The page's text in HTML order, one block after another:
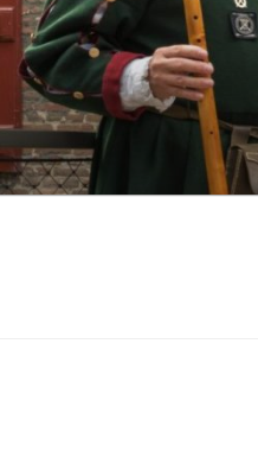
Ga
naar
de
inhoud